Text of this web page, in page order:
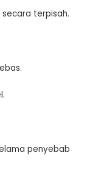
terpisah.
penyebab